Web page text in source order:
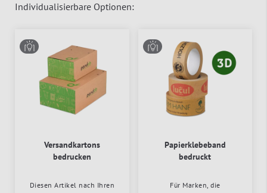
Individualisierbare Optionen:
Versandkartons
bedrucken
Diesen Artikel nach Ihren
Papierklebeband
bedruckt
Für Marken, die